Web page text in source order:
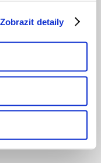
Zobrazit detaily